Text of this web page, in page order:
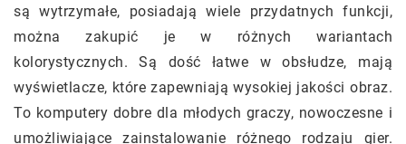
są wytrzymałe, posiadają wiele przydatnych funkcji,
można zakupić je w różnych wariantach
kolorystycznych. Są dość łatwe w obsłudze, mają
wyświetlacze, które zapewniają wysokiej jakości obraz.
To komputery dobre dla młodych graczy, nowoczesne i
umożliwiające zainstalowanie różnego rodzaju gier.